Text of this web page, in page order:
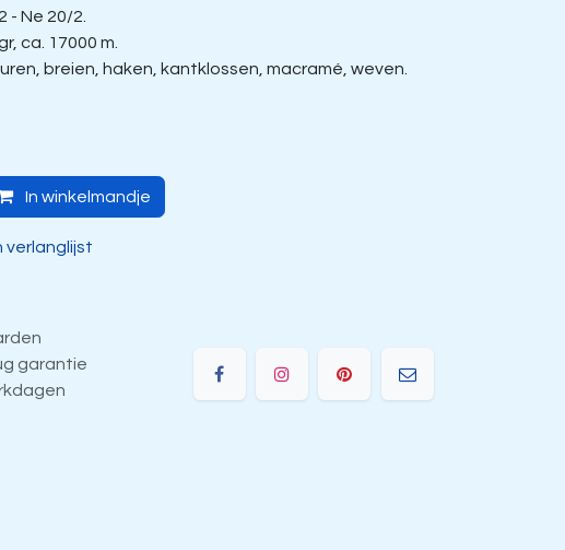
- Ne 20/2.
ca. 17000 m.
breien, haken, kantklossen, macramé, weven.
In winkelmandje
verlanglijst
garantie